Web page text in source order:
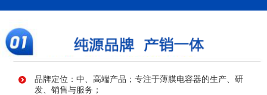
品牌定位：中、高端产品；专注于薄膜电容器的生产、研
发、销售与服务；